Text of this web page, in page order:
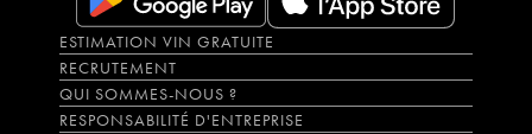
ESTIMATION VIN GRATUITE
RECRUTEMENT
QUI SOMMES-NOUS ?
RESPONSABILITÉ D'ENTREPRISE